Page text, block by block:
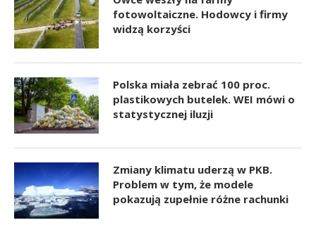
fotowoltaiczne. Hodowcy i firmy
widzą korzyści
Polska miała zebrać 100 proc.
plastikowych butelek. WEI mówi o
statystycznej iluzji
Zmiany klimatu uderzą w PKB.
Problem w tym, że modele
pokazują zupełnie różne rachunki